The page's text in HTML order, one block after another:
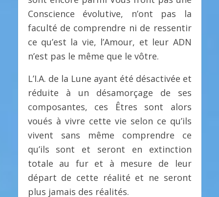
Conscience évolutive, n’ont pas la
faculté de comprendre ni de ressentir
ce qu’est la vie, l’Amour, et leur ADN
n’est pas le même que le vôtre.
L’I.A. de la Lune ayant été désactivée et
réduite à un désamorçage de ses
composantes, ces Êtres sont alors
voués à vivre cette vie selon ce qu’ils
vivent sans même comprendre ce
qu’ils sont et seront en extinction
totale au fur et à mesure de leur
départ de cette réalité et ne seront
plus jamais des réalités.